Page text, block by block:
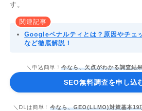
す。
関連記事
Googleペナルティとは？原因やチェ
など徹底解説！
＼申込簡単！ 今なら、欠点がわかる調査結
SEO無料調査を申し込
＼DLは簡単！ 今なら、GEO(LLMO)対策基本19